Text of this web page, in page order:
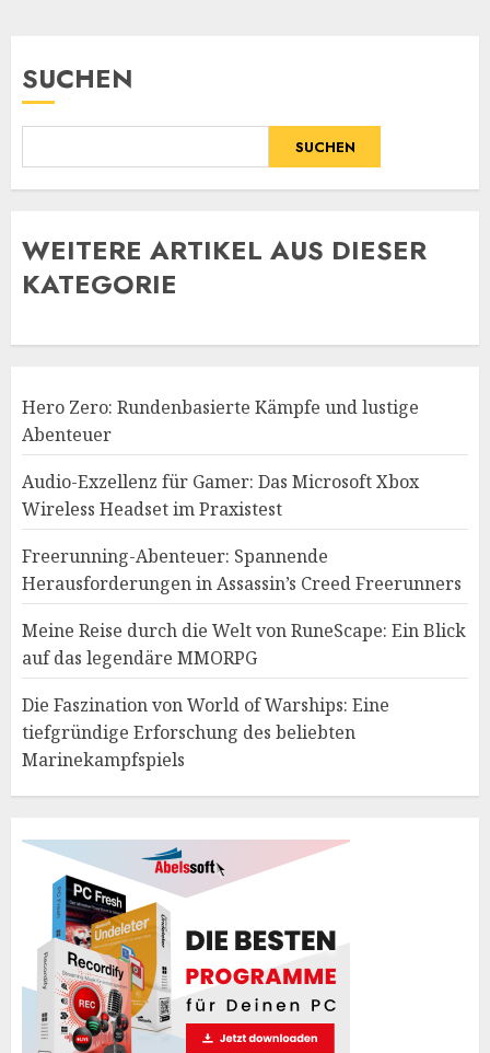
SUCHEN
SUCHEN
WEITERE ARTIKEL AUS DIESER
KATEGORIE
Hero Zero: Rundenbasierte Kämpfe und lustige
Abenteuer
Audio-Exzellenz für Gamer: Das Microsoft Xbox
Wireless Headset im Praxistest
Freerunning-Abenteuer: Spannende
Herausforderungen in Assassin’s Creed Freerunners
Meine Reise durch die Welt von RuneScape: Ein Blick
auf das legendäre MMORPG
Die Faszination von World of Warships: Eine
tiefgründige Erforschung des beliebten
Marinekampfspiels